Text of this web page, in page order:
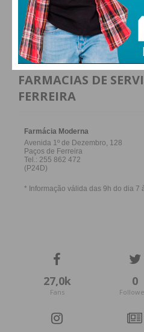
FARMACIAS DE
FERREIRA
27,0k
Fans
0